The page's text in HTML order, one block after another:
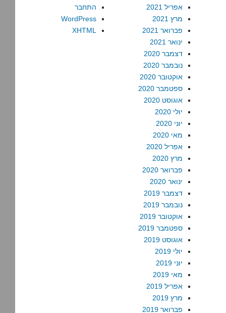
אפריל 2021
מרץ 2021
פברואר 2021
ינואר 2021
דצמבר 2020
נובמבר 2020
אוקטובר 2020
ספטמבר 2020
אוגוסט 2020
יולי 2020
יוני 2020
מאי 2020
אפריל 2020
מרץ 2020
פברואר 2020
ינואר 2020
דצמבר 2019
נובמבר 2019
אוקטובר 2019
ספטמבר 2019
אוגוסט 2019
יולי 2019
יוני 2019
מאי 2019
אפריל 2019
מרץ 2019
פברואר 2019
התחבר
WordPress
XHTML